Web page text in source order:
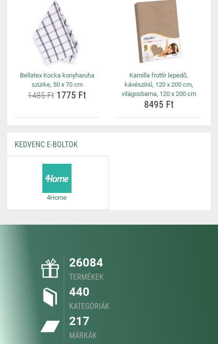
Bellatex Kocka konyharuha
szürke, 50 x 70 cm
1485 Ft 1775 Ft
Kamilla frottír lepedő,
kávészínű, 120 x 200 cm,
világosbarna, 120 x 200 cm
8495 Ft
KEDVENC E-BOLTOK
4Home
26084
TERMÉKEK
440
KATEGÓRIÁK
217
MÁRKÁK